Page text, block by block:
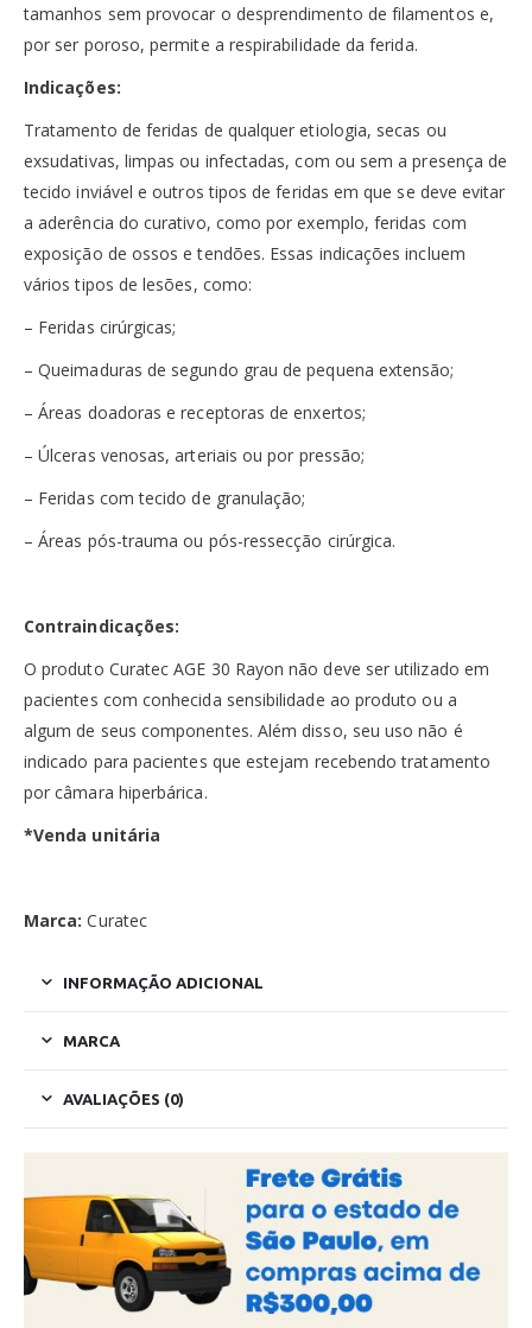
tamanhos sem provocar o desprendimento de filamentos e,
por ser poroso, permite a respirabilidade da ferida.
Indicações:
Tratamento de feridas de qualquer etiologia, secas ou
exsudativas, limpas ou infectadas, com ou sem a presença de
tecido inviável e outros tipos de feridas em que se deve evitar
a aderência do curativo, como por exemplo, feridas com
exposição de ossos e tendões. Essas indicações incluem
vários tipos de lesões, como:
– Feridas cirúrgicas;
– Queimaduras de segundo grau de pequena extensão;
– Áreas doadoras e receptoras de enxertos;
– Úlceras venosas, arteriais ou por pressão;
– Feridas com tecido de granulação;
– Áreas pós-trauma ou pós-ressecção cirúrgica.
Contraindicações:
O produto Curatec AGE 30 Rayon não deve ser utilizado em
pacientes com conhecida sensibilidade ao produto ou a
algum de seus componentes. Além disso, seu uso não é
indicado para pacientes que estejam recebendo tratamento
por câmara hiperbárica.
*Venda unitária
Marca: Curatec
INFORMAÇÃO ADICIONAL
MARCA
AVALIAÇÕES (0)